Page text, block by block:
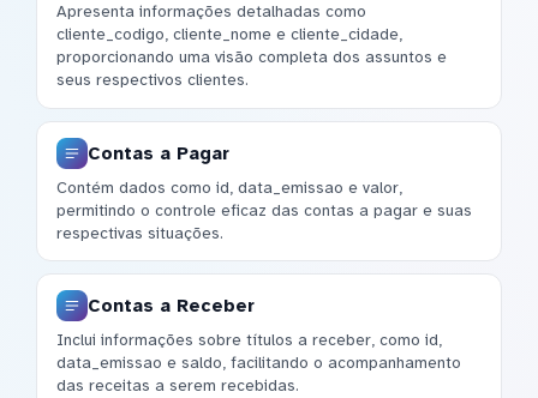
Apresenta informações detalhadas como
cliente_codigo, cliente_nome e cliente_cidade,
proporcionando uma visão completa dos assuntos e
seus respectivos clientes.
Contas a Pagar
Contém dados como id, data_emissao e valor,
permitindo o controle eficaz das contas a pagar e suas
respectivas situações.
Contas a Receber
Inclui informações sobre títulos a receber, como id,
data_emissao e saldo, facilitando o acompanhamento
das receitas a serem recebidas.